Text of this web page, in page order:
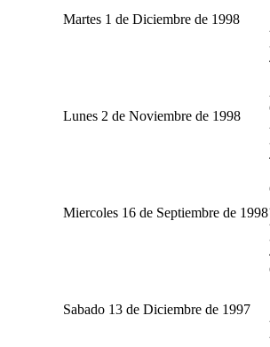
Martes 1 de Diciembre de 1998
Lunes 2 de Noviembre de 1998
Miercoles 16 de Septiembre de 1998
Sabado 13 de Diciembre de 1997